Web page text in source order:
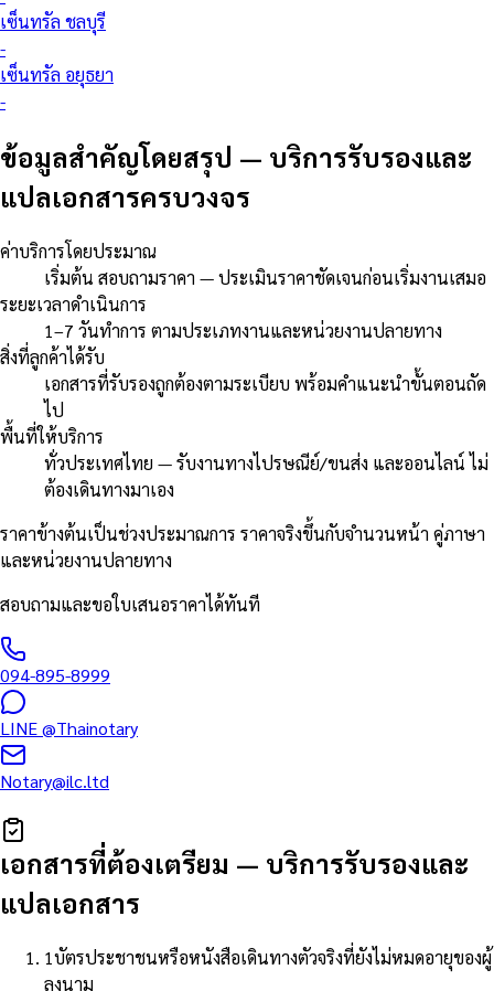
เซ็นทรัล ชลบุรี
-
เซ็นทรัล อยุธยา
-
ข้อมูลสำคัญโดยสรุป — บริการรับรองและ
แปลเอกสารครบวงจร
ค่าบริการโดยประมาณ
เริ่มต้น สอบถามราคา — ประเมินราคาชัดเจนก่อนเริ่มงานเสมอ
ระยะเวลาดำเนินการ
1–7 วันทำการ ตามประเภทงานและหน่วยงานปลายทาง
สิ่งที่ลูกค้าได้รับ
เอกสารที่รับรองถูกต้องตามระเบียบ พร้อมคำแนะนำขั้นตอนถัด
ไป
พื้นที่ให้บริการ
ทั่วประเทศไทย — รับงานทางไปรษณีย์/ขนส่ง และออนไลน์ ไม่
ต้องเดินทางมาเอง
ราคาข้างต้นเป็นช่วงประมาณการ ราคาจริงขึ้นกับจำนวนหน้า คู่ภาษา
และหน่วยงานปลายทาง
สอบถามและขอใบเสนอราคาได้ทันที
094-895-8999
LINE@Thainotary
Notary@ilc.ltd
เอกสารที่ต้องเตรียม — บริการรับรองและ
แปลเอกสาร
1บัตรประชาชนหรือหนังสือเดินทางตัวจริงที่ยังไม่หมดอายุของผู้
ลงนาม